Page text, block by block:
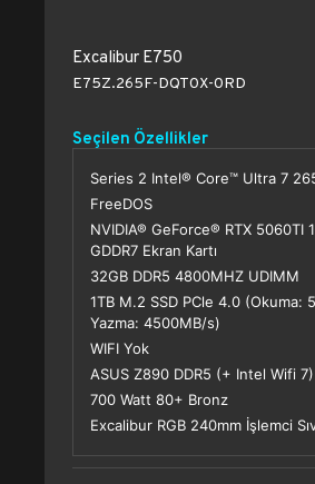
Excalibur E750
E75Z.265F-DQT0X-0RD
Seçilen Özellikler
Series 2 Intel® Core™ Ultra 7
FreeDOS
NVIDIA® GeForce® RTX 5060TI
GDDR7 Ekran Kartı
32GB DDR5 4800MHZ UDIMM
1TB M.2 SSD PCle 4.0 (Okuma:
Yazma: 4500MB/s)
WIFI Yok
ASUS Z890 DDR5 (+ Intel Wifi 7)
700 Watt 80+ Bronz
Excalibur RGB 240mm İşlemci